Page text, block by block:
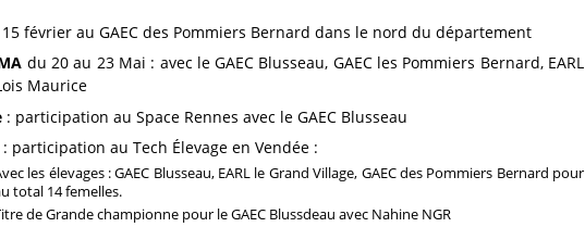
février au GAEC des Pommiers Bernard dans le nord du département
du 20 au 23 Mai : avec le GAEC Blusseau, GAEC les Pommiers Bernard, EARL
Maurice
: participation au Space Rennes avec le GAEC Blusseau
: participation au Tech Élevage en Vendée :
les élevages : GAEC Blusseau, EARL le Grand Village, GAEC des Pommiers Bernard pour
total 14 femelles.
de Grande championne pour le GAEC Blussdeau avec Nahine NGR